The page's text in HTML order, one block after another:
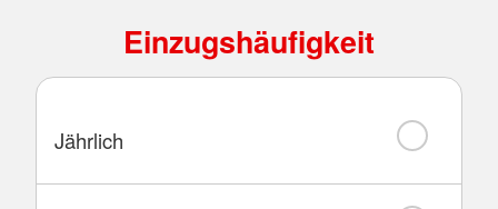
Einzugshäufigkeit
Jährlich